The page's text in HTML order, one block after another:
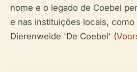
nome e o legado de Coebel
e nas instituições locais, como
Dierenweide 'De Coebel' (